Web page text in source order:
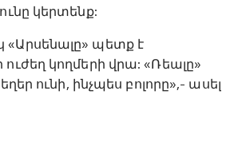
կերտենք:
պետք է
կողմերի վրա: «Ռեալը»
ունի, ինչպես բոլորը»,- ասել